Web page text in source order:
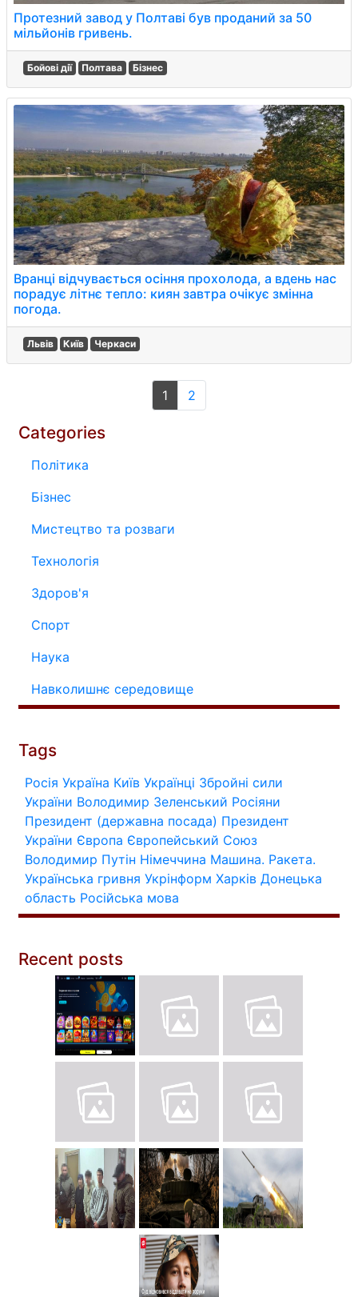
Протезний завод у Полтаві був проданий за 50
мільйонів гривень.
Бойові дії Полтава Бізнес
Вранці відчувається осіння прохолода, а вдень нас
порадує літнє тепло: киян завтра очікує змінна
погода.
Львів Київ Черкаси
1 2
Categories
Політика
Бізнес
Мистецтво та розваги
Технологія
Здоров'я
Спорт
Наука
Навколишнє середовище
Tags
Росія Україна Київ Українці Збройні сили
України Володимир Зеленський Росіяни
Президент (державна посада) Президент
України Європа Європейський Союз
Володимир Путін Німеччина Машина. Ракета.
Українська гривня Укрінформ Харків Донецька
область Російська мова
Recent posts